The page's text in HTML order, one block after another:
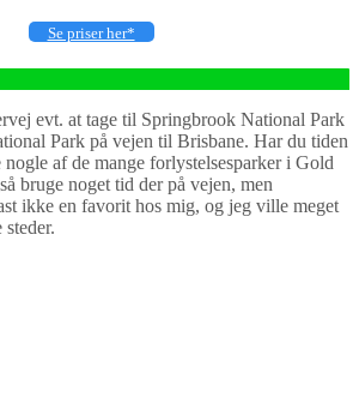
Se priser her*
evt. at tage til Springbrook National Park
Park på vejen til Brisbane. Har du tiden
af de mange forlystelsesparker i Gold
bruge noget tid der på vejen, men
ikke en favorit hos mig, og jeg ville meget